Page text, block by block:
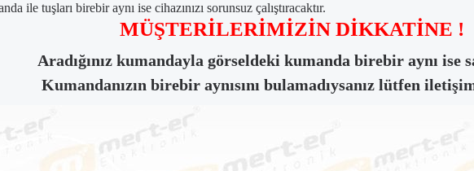
ile tuşları birebir aynı ise cihazınızı sorunsuz çalıştıracaktır.
MÜŞTERİLERİMİZİN DİKKATİNE !
Aradığınız kumandayla görseldeki kumanda birebir aynı ise
Kumandanızın birebir aynısını bulamadıysanız lütfen